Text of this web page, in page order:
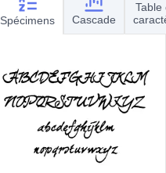
Spécimens Cascade
Table